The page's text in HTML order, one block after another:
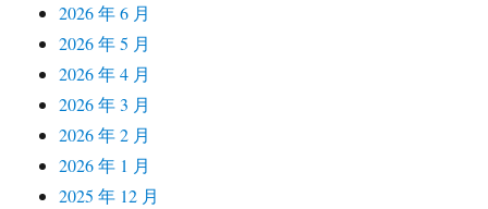
2026 年 6 月
2026 年 5 月
2026 年 4 月
2026 年 3 月
2026 年 2 月
2026 年 1 月
2025 年 12 月